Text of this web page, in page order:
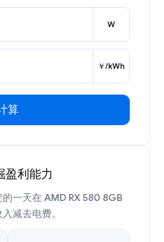
W
￥/kWh
算
盈利能力
一天在 AMD RX 580 8GB
减去电费。